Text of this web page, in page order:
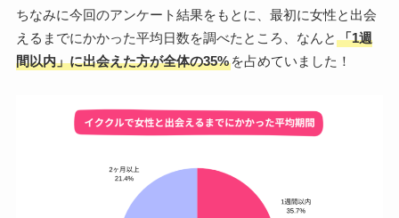
ちなみに今回のアンケート結果をもとに、最初に女性と出会
えるまでにかかった平均日数を調べたところ、なんと 「1週
間以内」に出会えた方が全体の35%を占めていました！